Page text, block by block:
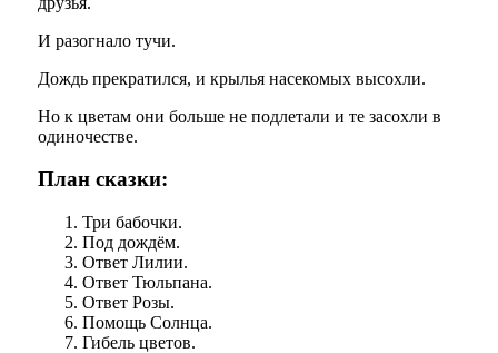
И разогнало тучи.
Дождь прекратился, и крылья насекомых высохли.
Но к цветам они больше не подлетали и те засохли в
одиночестве.
План сказки:
Три бабочки.
Под дождём.
Ответ Лилии.
Ответ Тюльпана.
Ответ Розы.
Помощь Солнца.
Гибель цветов.